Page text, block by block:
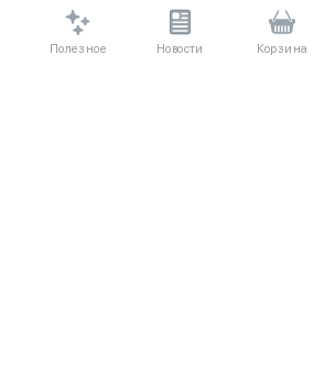
Полезное Новости Корзина